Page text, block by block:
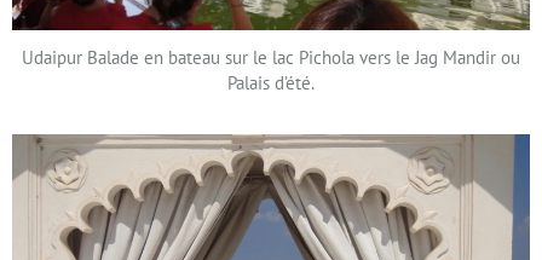
Udaipur Balade en bateau sur le lac Pichola vers le Jag Mandir ou
Palais d’été.